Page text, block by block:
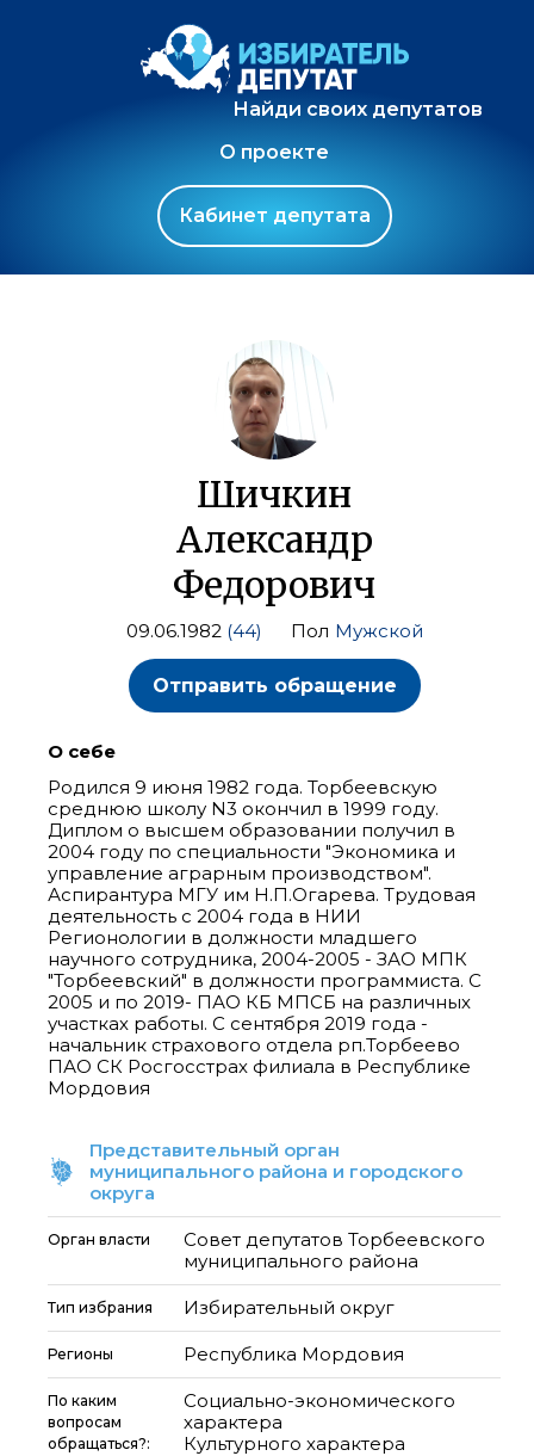
Найди своих депутатов
О проекте
Кабинет депутата
Шичкин
Александр
Федорович
09.06.1982 (44) Пол Мужской
Отправить обращение
О себе
Родился 9 июня 1982 года. Торбеевскую
среднюю школу N3 окончил в 1999 году.
Диплом о высшем образовании получил в
2004 году по специальности "Экономика и
управление аграрным производством".
Аспирантура МГУ им Н.П.Огарева. Трудовая
деятельность с 2004 года в НИИ
Регионологии в должности младшего
научного сотрудника, 2004-2005 - ЗАО МПК
"Торбеевский" в должности программиста. С
2005 и по 2019- ПАО КБ МПСБ на различных
участках работы. С сентября 2019 года -
начальник страхового отдела рп.Торбеево
ПАО СК Росгосстрах филиала в Республике
Мордовия
Представительный орган
муниципального района и городского
округа
Орган власти
Совет депутатов Торбеевского
муниципального района
Тип избрания Избирательный округ
Регионы Республика Мордовия
По каким
вопросам
обращаться?:
Социально-экономического
характера
Культурного характера